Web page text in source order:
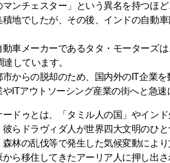
ンチェスター」という異名を持つほ
地でしたが、その後、インドの自動
車メーカーであるタタ・モーターズ
しています。
市からの脱却のため、国内外のIT企業
ITアウトソーシング産業の街へと急
ドゥとは、「タミル人の国」やイン
らドラヴィダ人が世界四大文明のひ
林の乱伐等で発生した気候変動によ
から移住してきたアーリア人に押し出